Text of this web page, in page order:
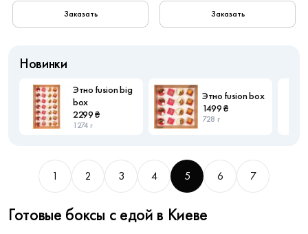
Заказать Заказать
Новинки
Этно fusion big
box
2299 ₴
1274 г
Этно fusion box
1499 ₴
728 г
1 2 3 4 5 6 7
Готовые боксы с едой в Киеве